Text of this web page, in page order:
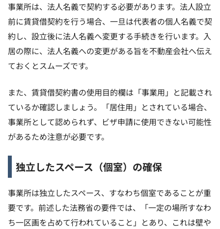
事業所は、法人名義で契約する必要があります。法人設立
前に賃貸借契約を行う場合、一旦は代表者の個人名義で契
約し、設立後に法人名義へ変更する手続きを行います。入
居の際に、法人名義への変更がある旨を不動産会社へ伝え
ておくとスムーズです。
また、賃貸借契約書の使用目的欄は「事業用」と記載され
ているか確認しましょう。「居住用」とされている場合、
事業所として認められず、ビザ申請に使用できない可能性
があるため注意が必要です。
独立したスペース（個室）の確保
事業所は独立したスペース、すなわち個室であることが重
要です。前述した法務省の要件では、「一定の場所すなわ
ち一区画を占めて行われていること」とあり、これは壁や